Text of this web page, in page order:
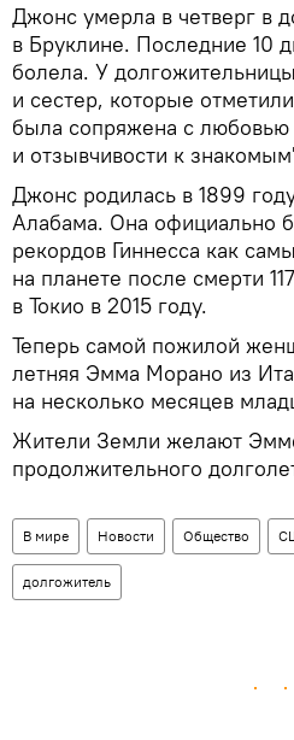
Джонс умерла в четверг в
в Бруклине. Последние 10
болела. У
и сестер, которые
была сопряжена с любовью
и отзывчивости к
Джонс родилась в 1899
Алабама. Она официально
рекордов Гиннесса как
на планете после смерти
в Токио в 2015 году.
Теперь самой пожилой
летняя Эмма Морано из
на несколько месяцев
Жители Земли желают
продолжительного
В мире Новости Общество
долгожитель